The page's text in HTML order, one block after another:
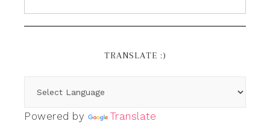
TRANSLATE :)
Powered by Translate